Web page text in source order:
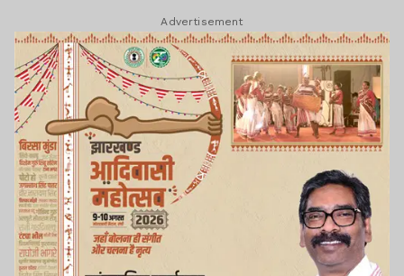
Advertisement